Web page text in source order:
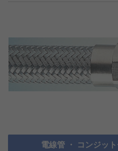
電線管 ・ コンジッ